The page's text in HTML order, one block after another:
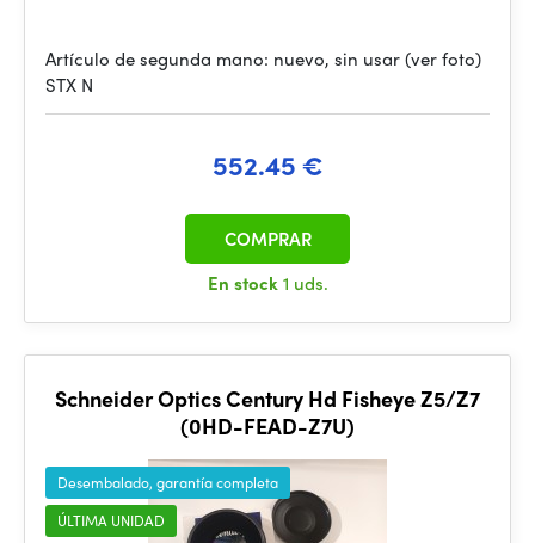
Artículo de segunda mano: nuevo, sin usar (ver foto)
STX N
552.45 €
En stock1 uds.
COMPRAR
Schneider Optics Century Hd Fisheye Z5/Z7
(0HD-FEAD-Z7U)
Desembalado, garantía completa
ÚLTIMA UNIDAD